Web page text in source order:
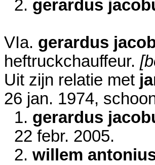
2. gerardus
VIa. gerardus
heftruckchauffeur.
Uit zijn relatie met
26 jan. 1974,
1. gerardus
22 febr. 2005.
2. willem